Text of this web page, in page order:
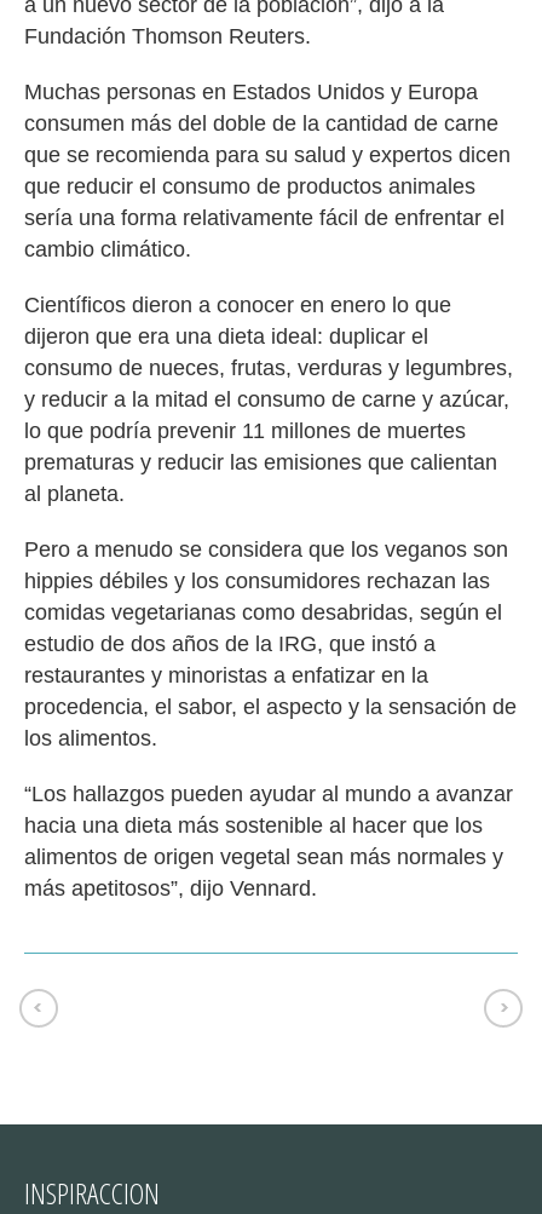
Fundación Thomson Reuters.
Muchas personas en Estados Unidos y Europa
consumen más del doble de la cantidad de carne
que se recomienda para su salud y expertos dicen
que reducir el consumo de productos animales
sería una forma relativamente fácil de enfrentar el
cambio climático.
Científicos dieron a conocer en enero lo que
dijeron que era una dieta ideal: duplicar el
consumo de nueces, frutas, verduras y legumbres,
y reducir a la mitad el consumo de carne y azúcar,
lo que podría prevenir 11 millones de muertes
prematuras y reducir las emisiones que calientan
al planeta.
Pero a menudo se considera que los veganos son
hippies débiles y los consumidores rechazan las
comidas vegetarianas como desabridas, según el
estudio de dos años de la IRG, que instó a
restaurantes y minoristas a enfatizar en la
procedencia, el sabor, el aspecto y la sensación de
los alimentos.
“Los hallazgos pueden ayudar al mundo a avanzar
hacia una dieta más sostenible al hacer que los
alimentos de origen vegetal sean más normales y
más apetitosos”, dijo Vennard.
INSPIRACCION
DESCARGAR